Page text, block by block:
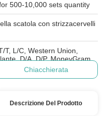
500-10,000 sets quantity
scatola con strizzacervelli
T, L/C, Western Union,
D/A, D/P, MoneyGram
Chiacchierata
Descrizione Del Prodotto